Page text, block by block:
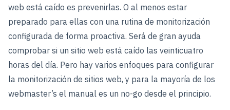
web está caído es prevenirlas. O al menos estar
preparado para ellas con una rutina de monitorización
configurada de forma proactiva. Será de gran ayuda
comprobar si un sitio web está caído las veinticuatro
horas del día. Pero hay varios enfoques para configurar
la monitorización de sitios web, y para la mayoría de los
webmaster’s el manual es un no-go desde el principio.